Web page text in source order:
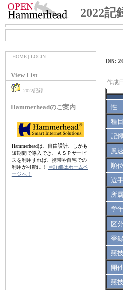
2022記
HOME| LOGIN
View List
2022記録
Hammerheadのご案内
Hammerheadは、自由設計、しかも
短期間で導入でき、ＡＳＰサービ
スを利用すれば、携帯や自宅での
利用が可能に！
⇒詳細はホームペ
ージへ！
DB:
作成
性
種目
記
風速
順位
選
所属
学
区分
登
競
開
競